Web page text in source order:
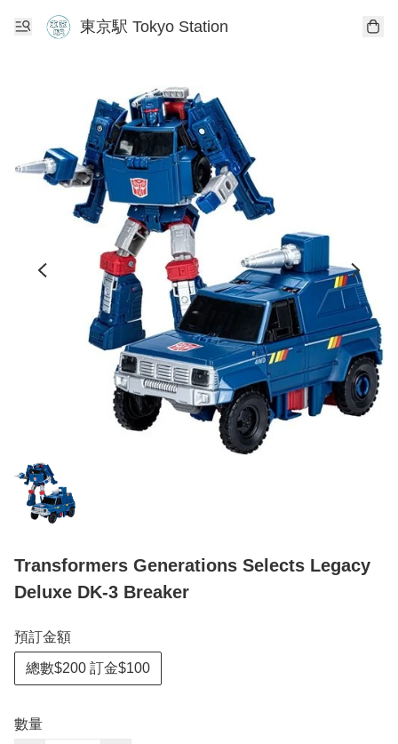
東京駅 Tokyo Station
Transformers Generations Selects Legacy
Deluxe DK-3 Breaker
預訂金額
總數$200 訂金$100
數量